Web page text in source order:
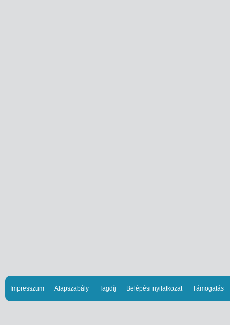
Impresszum Alapszabály Tagdíj Belépési nyilatkozat Támogatás